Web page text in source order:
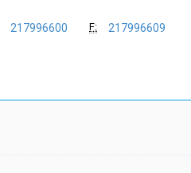
217996600 F: 217996609